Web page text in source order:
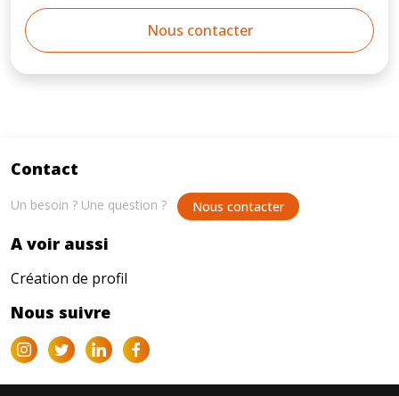
Nous contacter
Contact
Un besoin ? Une question ? Nous contacter
A voir aussi
Création de profil
Nous suivre